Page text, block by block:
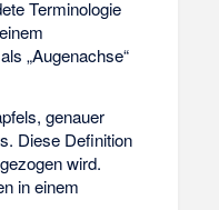
Terminologie
„Augenachse“
genauer
Diese Definition
wird.
in einem